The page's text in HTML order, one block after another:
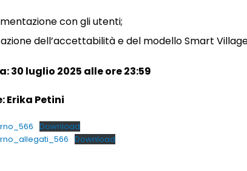
con gli utenti;
dell’accettabilità e del modello Smart
30 luglio 2025 alle ore 23:59
Erika Petini
Download
Download